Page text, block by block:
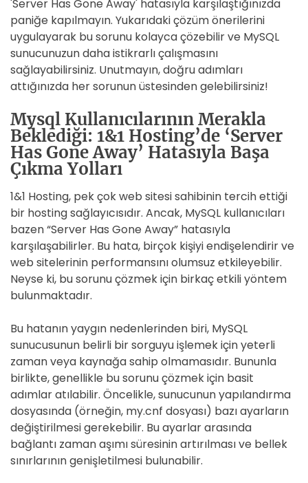
'Server Has Gone Away' hatasıyla karşılaştığınızda
paniğe kapılmayın. Yukarıdaki çözüm önerilerini
uygulayarak bu sorunu kolayca çözebilir ve MySQL
sunucunuzun daha istikrarlı çalışmasını
sağlayabilirsiniz. Unutmayın, doğru adımları
attığınızda her sorunun üstesinden gelebilirsiniz!
Mysql Kullanıcılarının Merakla
Beklediği: 1&1 Hosting’de ‘Server
Has Gone Away’ Hatasıyla Başa
Çıkma Yolları
1&1 Hosting, pek çok web sitesi sahibinin tercih ettiği
bir hosting sağlayıcısıdır. Ancak, MySQL kullanıcıları
bazen “Server Has Gone Away” hatasıyla
karşılaşabilirler. Bu hata, birçok kişiyi endişelendirir ve
web sitelerinin performansını olumsuz etkileyebilir.
Neyse ki, bu sorunu çözmek için birkaç etkili yöntem
bulunmaktadır.
Bu hatanın yaygın nedenlerinden biri, MySQL
sunucusunun belirli bir sorguyu işlemek için yeterli
zaman veya kaynağa sahip olmamasıdır. Bununla
birlikte, genellikle bu sorunu çözmek için basit
adımlar atılabilir. Öncelikle, sunucunun yapılandırma
dosyasında (örneğin, my.cnf dosyası) bazı ayarların
değiştirilmesi gerekebilir. Bu ayarlar arasında
bağlantı zaman aşımı süresinin artırılması ve bellek
sınırlarının genişletilmesi bulunabilir.